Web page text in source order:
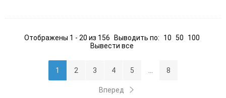
Отображены 1 - 20 из 156 Выводить по: 10 50
100
Вывести все
1 2 3 4 5 8
Вперед